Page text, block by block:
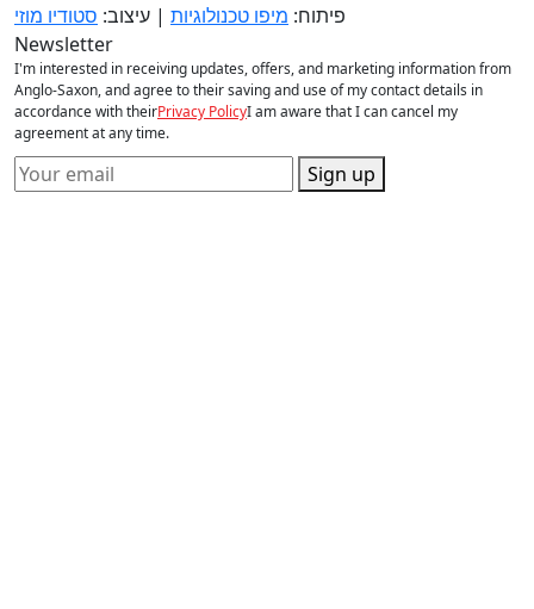
פיתוח: מיפו טכנולוגיות | עיצוב: סטודיו מוזי
Newsletter
I'm interested in receiving updates, offers, and marketing information from
Anglo-Saxon, and agree to their saving and use of my contact details in
accordance with theirPrivacy PolicyI am aware that I can cancel my
agreement at any time.
Sign up